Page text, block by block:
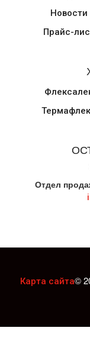
Новости
Прайс-
Отдел
Карта сайта©